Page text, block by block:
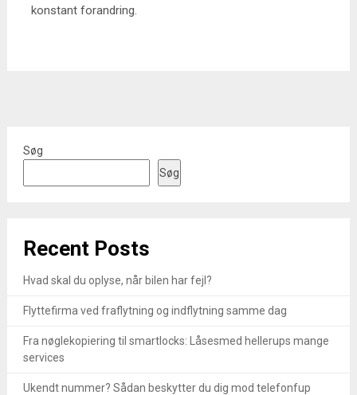
konstant forandring.
Søg
Søg
Recent Posts
Hvad skal du oplyse, når bilen har fejl?
Flyttefirma ved fraflytning og indflytning samme dag
Fra nøglekopiering til smartlocks: Låsesmed hellerups mange
services
Ukendt nummer? Sådan beskytter du dig mod telefonfup